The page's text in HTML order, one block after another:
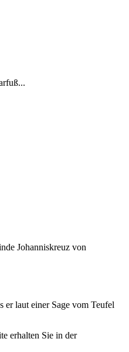
Johanniskreuz von
er laut einer Sage vom Teufel
erhalten Sie in der